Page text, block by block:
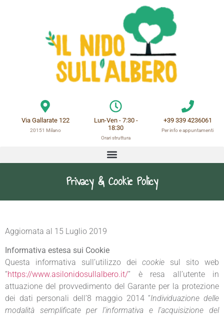
Via Gallarate 122
20151 Milano
Lun-Ven - 7:30 -
18:30
Orari struttura
+39 339 4236061
Per info e appuntamenti
Privacy e Cookie Policy
Privacy & Cookie Policy
Aggiornata al 15 Luglio 2019
Informativa estesa sui Cookie
Questa informativa sull’utilizzo deicookie sul sito web
“https://www.asilonidosullalbero.it/” è resa all’utente in
attuazione del provvedimento del Garante per la protezione
dei dati personali dell’8 maggio 2014 “Individuazione delle
modalità semplificate per l’informativa e l’acquisizione del